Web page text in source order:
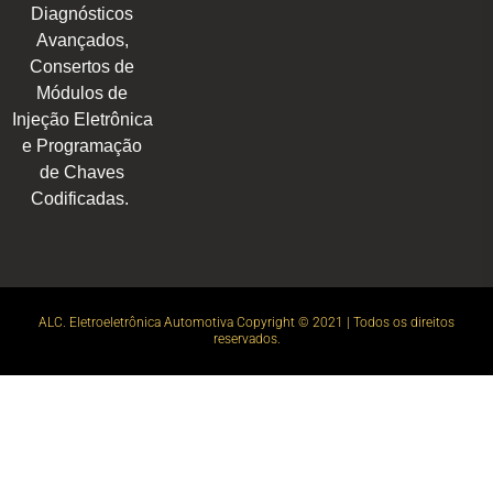
Diagnósticos
Avançados,
Consertos de
Módulos de
Injeção Eletrônica
e Programação
de Chaves
Codificadas.
ALC. Eletroeletrônica Automotiva Copyright © 2021 | Todos os direitos
reservados.